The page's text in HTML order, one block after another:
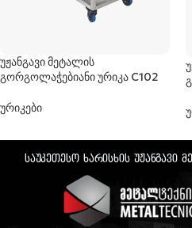
უჟანგავი მეტალის
გორგოლაჭებიანი ურიკა C102
ურიკები
საუკეთესო ხარისხის უჟანგავი